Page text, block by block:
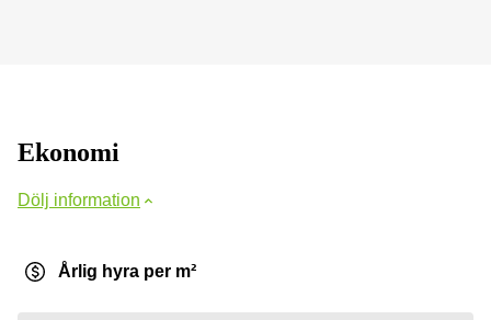
Ekonomi
Dölj information
Årlig hyra per m²